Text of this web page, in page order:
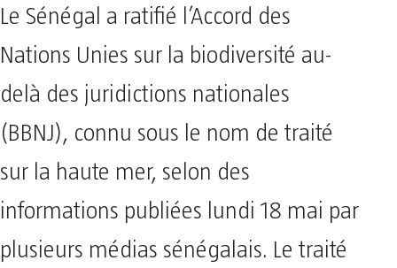
Le Sénégal a ratifié l’Accord des
Nations Unies sur la biodiversité au-
delà des juridictions nationales
(BBNJ), connu sous le nom de traité
sur la haute mer, selon des
informations publiées lundi 18 mai par
plusieurs médias sénégalais. Le traité